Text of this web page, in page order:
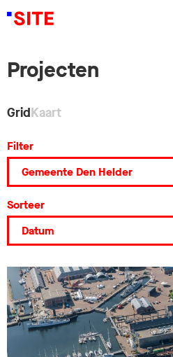
Projecten
GridKaart
Filter
Sorteer